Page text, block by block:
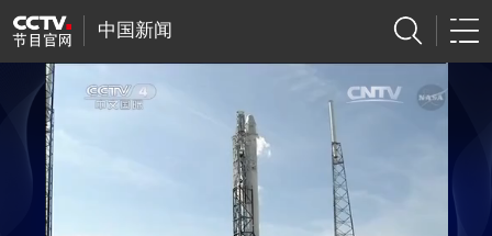
中国新闻